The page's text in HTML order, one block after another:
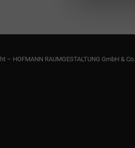
– HOFMANN RAUMGESTALTUNG GmbH &